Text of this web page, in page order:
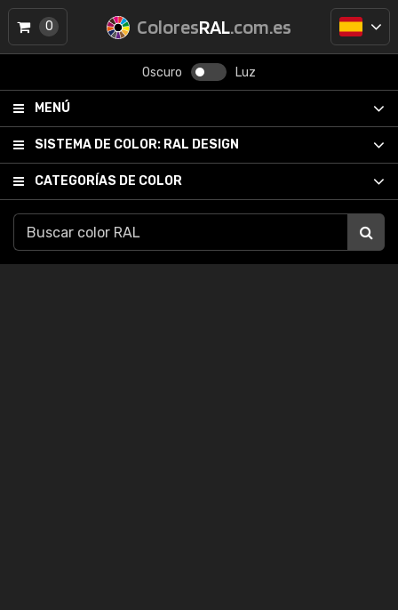
ColoresRAL.com.es
Oscuro Luz
MENÚ
SISTEMA DE COLOR: RAL DESIGN
CATEGORÍAS DE COLOR
0